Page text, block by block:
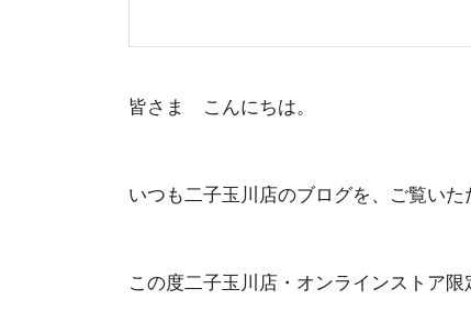
皆さま こんにちは。
いつも二子玉川店のブログを、ご覧いた
この度二子玉川店・オンラインストア